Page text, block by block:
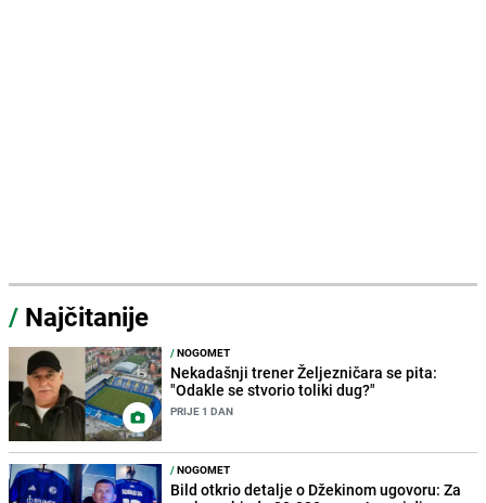
/ Najčitanije
/NOGOMET
Nekadašnji trener Željezničara se pita:
"Odakle se stvorio toliki dug?"
PRIJE 1 DAN
/NOGOMET
Bild otkrio detalje o Džekinom ugovoru: Za